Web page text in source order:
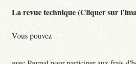
La revue technique (Cliquer sur
Vous pouvez